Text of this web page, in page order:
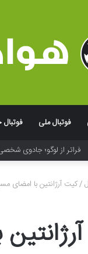
فوتبال ملی
پیپ دست‌ ساز ماسترو
/کیت آرژانتین با امضای